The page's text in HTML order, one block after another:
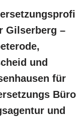
Gilserberg –
und
für
Büro
und